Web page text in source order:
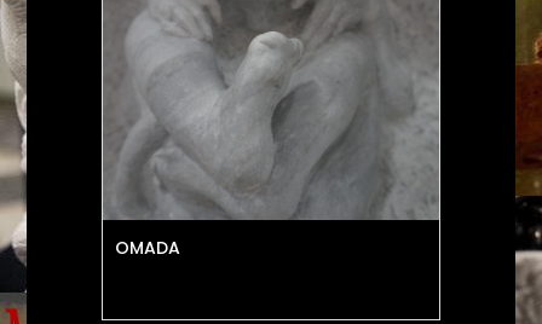
OMADA